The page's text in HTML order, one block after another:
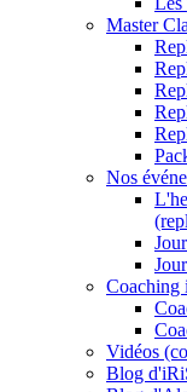
Master
Nos
Coaching
Vidéos
Blog